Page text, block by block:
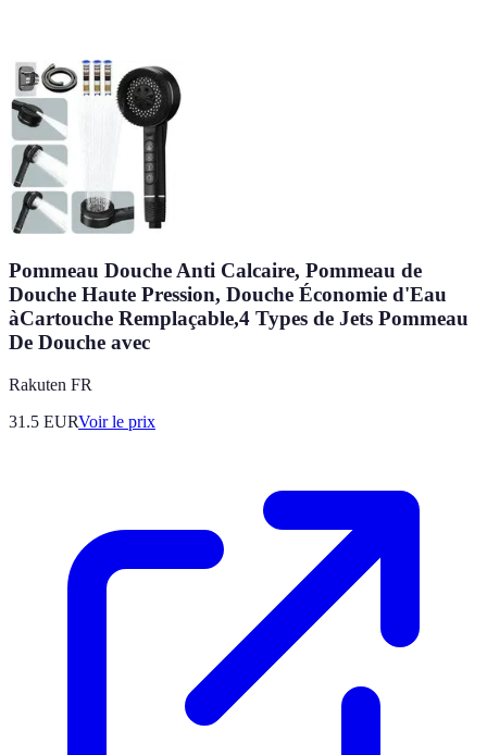
Pommeau Douche Anti Calcaire, Pommeau de
Douche Haute Pression, Douche Économie d'Eau
àCartouche Remplaçable,4 Types de Jets Pommeau
De Douche avec
Rakuten FR
31.5 EURVoir le prix